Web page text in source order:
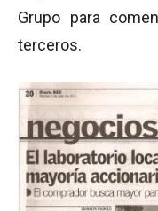
Grupo para
terceros.